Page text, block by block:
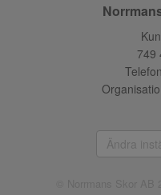
749
Ändra